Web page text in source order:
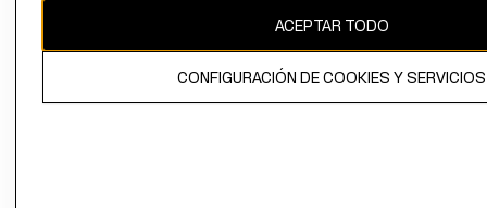
El contenido de esta página web está protegido por copyright y es
ACEPTAR TODO
CONFIGURACIÓN DE COOKIES Y SERVICIOS